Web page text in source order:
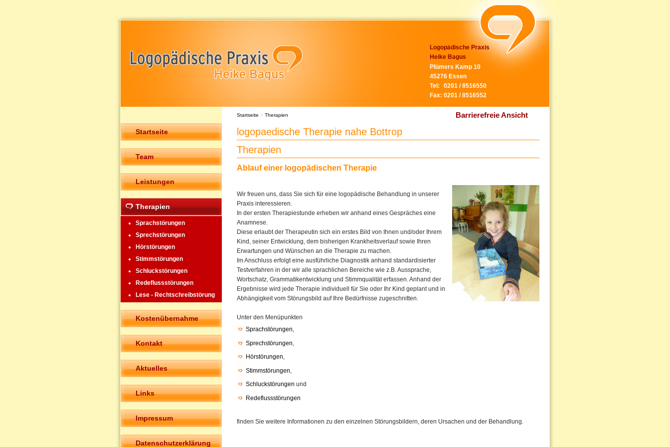
Logopädische Praxis
Heike Bagus
Plümers Kamp 10
45276 Essen
Tel:
0201 / 8516550
Fax: 0201 / 8516552
Barrierefreie Ansicht
Startseite
Team
Leistungen
Therapien
Sprachstörungen
Sprechstörungen
Hörstörungen
Stimmstörungen
Schluckstörungen
Redeflussstörungen
Lese - Rechtschreibstörung
Kostenübernahme
Kontakt
Aktuelles
Links
Impressum
Datenschutzerklärung
Startseite > Therapien
logopaedische Therapie nahe Bottrop
Therapien
Ablauf einer logopädischen Therapie
Wir freuen uns, dass Sie sich für eine logopädische Behandlung in unserer
Praxis interessieren.
In der ersten Therapiestunde erheben wir anhand eines Gespräches eine
Anamnese.
Diese erlaubt der Therapeutin sich ein erstes Bild von Ihnen und/oder Ihrem
Kind, seiner Entwicklung, dem bisherigen Krankheitsverlauf sowie Ihren
Erwartungen und Wünschen an die Therapie zu machen.
Im Anschluss erfolgt eine ausführliche Diagnostik anhand standardisierter
Testverfahren in der wir alle sprachlichen Bereiche wie z.B. Aussprache,
Wortschatz, Grammatikentwicklung und Stimmqualität erfassen. Anhand der
Ergebnisse wird jede Therapie individuell für Sie oder Ihr Kind geplant und in
Abhängigkeit vom Störungsbild auf Ihre Bedürfnisse zugeschnitten.
Unter den Menüpunkten
Sprachstörungen,
Sprechstörungen
Hörstörungen,
Stimmstörungen
Schluckstörungen und
Redeflussstörungen
finden Sie weitere Informationen zu den einzelnen Störungsbildern, deren Ursachen und der Behandlung.